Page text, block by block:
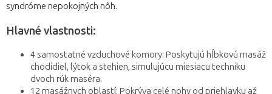
syndróme nepokojných nôh.
Hlavné vlastnosti:
4 samostatné vzduchové komory: Poskytujú hĺbkovú masáž
chodidiel, lýtok a stehien, simulujúcu miesiacu techniku
dvoch rúk maséra.
12 masážnych oblastí: Pokrýva celé nohy od priehlavku až